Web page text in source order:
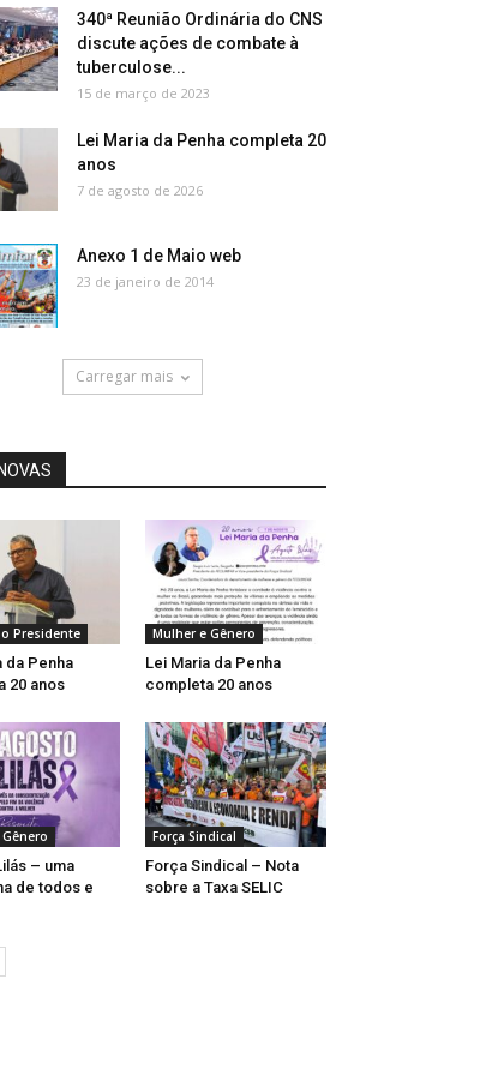
340ª Reunião Ordinária do CNS
discute ações de combate à
tuberculose...
15 de março de 2023
Lei Maria da Penha completa 20
anos
7 de agosto de 2026
Anexo 1 de Maio web
23 de janeiro de 2014
Carregar mais
Presidente
da Penha
20 anos
Mulher e Gênero
Lei Maria da Penha
completa 20 anos
– uma
de todos e
Força Sindical
Força Sindical – Nota
sobre a Taxa SELIC